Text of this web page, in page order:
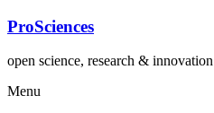
Lompat
konten
ProSciences
open science, research & innovation
Menu